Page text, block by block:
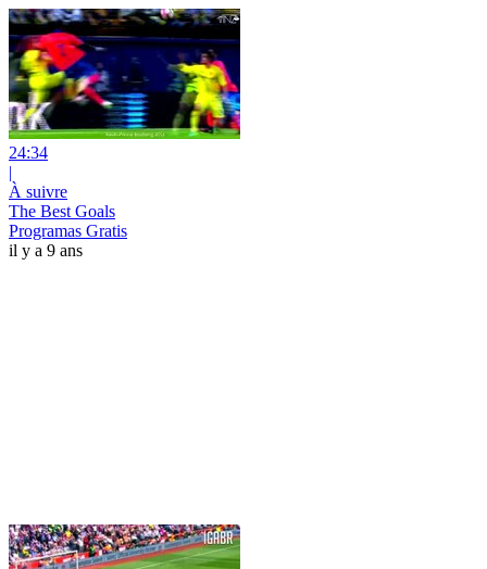
24:34
|
À suivre
The Best Goals
Programas Gratis
il y a 9 ans